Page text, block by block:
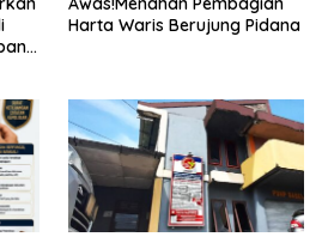
Harta Waris Berujung Pidana